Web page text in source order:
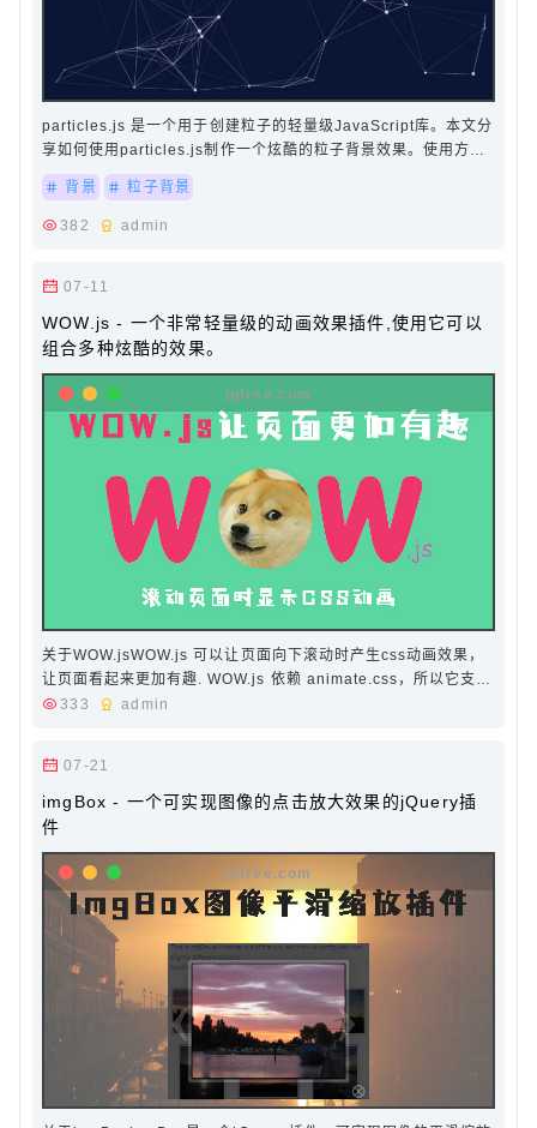
particles.js 是一个用于创建粒子的轻量级JavaScript库。本文分
享如何使用particles.js制作一个炫酷的粒子背景效果。使用方
法：引用particles.min.js文件和app.js…
背景 粒子背景
382 admin
07-11
WOW.js - 一个非常轻量级的动画效果插件,使用它可以
组合多种炫酷的效果。
关于WOW.jsWOW.js 可以让页面向下滚动时产生css动画效果，
让页面看起来更加有趣. WOW.js 依赖 animate.css，所以它支持
animate.css 多达几十种的动画效果，能满足…
333 admin
07-21
imgBox - 一个可实现图像的点击放大效果的jQuery插
件